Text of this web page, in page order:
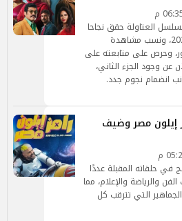
العتاولة حقق نجاحا
كبيرا وقت عرضه في رمضان 2024، ونسب مشاهدة
وحرص على متابعته على
عن وجود الجزء الثاني،
انضمام نجوم جدد.
إيلون مصر وضيف
في حلقاته المقبلة عددًا
والرياضة والإعلام، مما
التي تترقب كل